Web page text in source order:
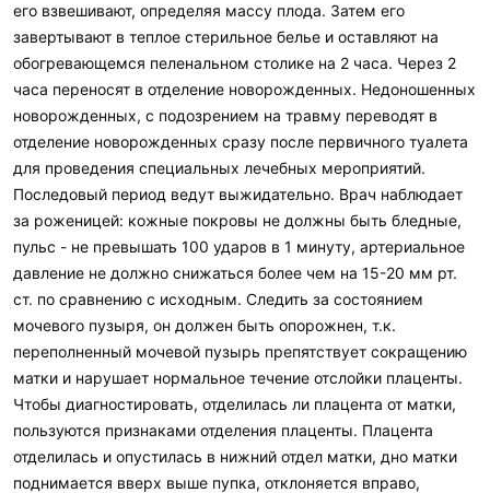
его взвешивают, определяя массу плода. Затем его
завертывают в теплое стерильное белье и оставляют на
обогревающемся пеленальном столике на 2 часа. Через 2
часа переносят в отделение новорожденных. Недоношенных
новорожденных, с подозрением на травму переводят в
отделение новорожденных сразу после первичного туалета
для проведения специальных лечебных мероприятий.
Последовый период ведут выжидательно. Врач наблюдает
за роженицей: кожные покровы не должны быть бледные,
пульс - не превышать 100 ударов в 1 минуту, артериальное
давление не должно снижаться более чем на 15-20 мм рт.
ст. по сравнению с исходным. Следить за состоянием
мочевого пузыря, он должен быть опорожнен, т.к.
переполненный мочевой пузырь препятствует сокращению
матки и нарушает нормальное течение отслойки плаценты.
Чтобы диагностировать, отделилась ли плацента от матки,
пользуются признаками отделения плаценты. Плацента
отделилась и опустилась в нижний отдел матки, дно матки
поднимается вверх выше пупка, отклоняется вправо,